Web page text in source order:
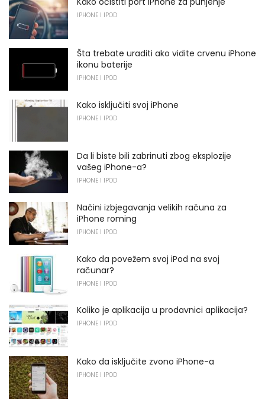
IPHONE I IPOD
Šta trebate uraditi ako vidite crvenu iPhone
ikonu baterije
IPHONE I IPOD
Kako isključiti svoj iPhone
IPHONE I IPOD
Da li biste bili zabrinuti zbog eksplozije
vašeg iPhone-a?
IPHONE I IPOD
Načini izbjegavanja velikih računa za
iPhone roming
IPHONE I IPOD
Kako da povežem svoj iPod na svoj
računar?
IPHONE I IPOD
Koliko je aplikacija u prodavnici aplikacija?
IPHONE I IPOD
Kako da isključite zvono iPhone-a
IPHONE I IPOD